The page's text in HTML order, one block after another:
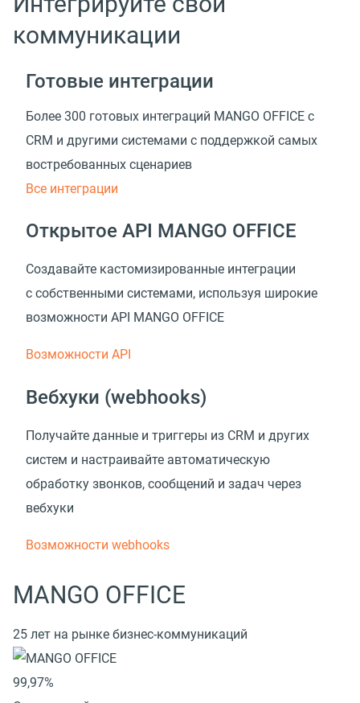
коммуникации
Готовые интеграции
Более 300 готовых интеграций MANGO OFFICE с
CRM и другими системами с поддержкой самых
востребованных сценариев
Все интеграции
Открытое API MANGO OFFICE
Создавайте кастомизированные интеграции
с собственными системами, используя широкие
возможности API MANGO OFFICE
Возможности API
Вебхуки (webhooks)
Получайте данные и триггеры из CRM и других
систем и настраивайте автоматическую
обработку звонков, сообщений и задач через
вебхуки
Возможности webhooks
MANGO OFFICE
25 лет на рынке бизнес-коммуникаций
99,97%